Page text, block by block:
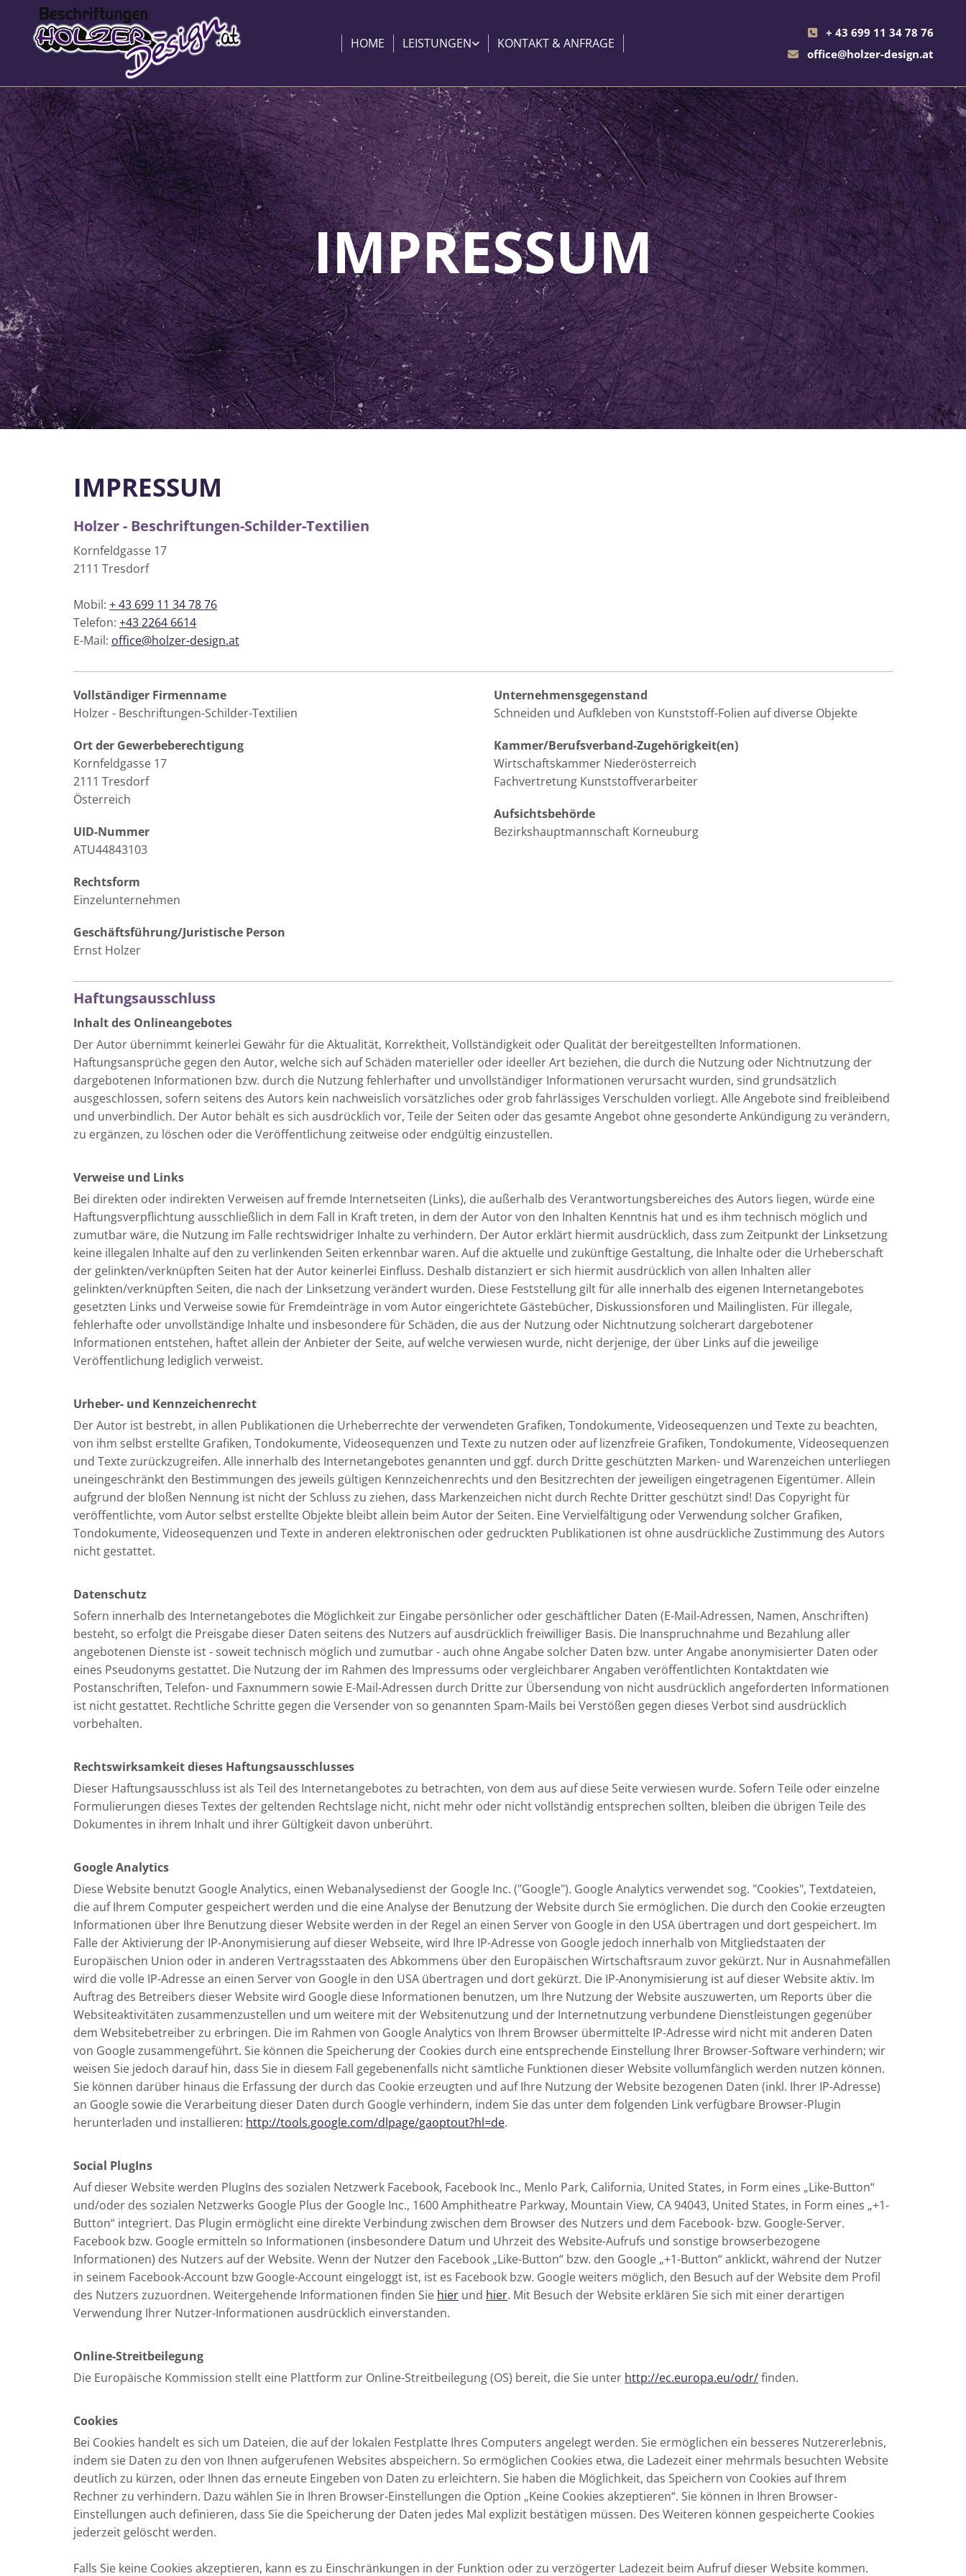
HOME LEISTUNGEN KONTAKT & ANFRAGE
 + 43 699 11 34 78 76
 office@holzer-design.at
IMPRESSUM
IMPRESSUM
Holzer - Beschriftungen-Schilder-Textilien
Kornfeldgasse 17
2111 Tresdorf
Mobil: + 43 699 11 34 78 76
Telefon: +43 2264 6614
E-Mail: office@holzer-design.at
Vollständiger Firmenname
Holzer - Beschriftungen-Schilder-Textilien
Ort der Gewerbeberechtigung
Kornfeldgasse 17
2111 Tresdorf
Österreich
UID-Nummer
ATU44843103
Rechtsform
Einzelunternehmen
Geschäftsführung/Juristische Person
Ernst Holzer
Unternehmensgegenstand
Schneiden und Aufkleben von Kunststoff-Folien auf diverse Objekte
Kammer/Berufsverband-Zugehörigkeit(en)
Wirtschaftskammer Niederösterreich
Fachvertretung Kunststoffverarbeiter
Aufsichtsbehörde
Bezirkshauptmannschaft Korneuburg
Haftungsausschluss
Inhalt des Onlineangebotes
Der Autor übernimmt keinerlei Gewähr für die Aktualität, Korrektheit, Vollständigkeit oder Qualität der bereitgestellten Informationen.
Haftungsansprüche gegen den Autor, welche sich auf Schäden materieller oder ideeller Art beziehen, die durch die Nutzung oder Nichtnutzung der
dargebotenen Informationen bzw. durch die Nutzung fehlerhafter und unvollständiger Informationen verursacht wurden, sind grundsätzlich
ausgeschlossen, sofern seitens des Autors kein nachweislich vorsätzliches oder grob fahrlässiges Verschulden vorliegt. Alle Angebote sind freibleibend
und unverbindlich. Der Autor behält es sich ausdrücklich vor, Teile der Seiten oder das gesamte Angebot ohne gesonderte Ankündigung zu verändern,
zu ergänzen, zu löschen oder die Veröffentlichung zeitweise oder endgültig einzustellen.
Verweise und Links
Bei direkten oder indirekten Verweisen auf fremde Internetseiten (Links), die außerhalb des Verantwortungsbereiches des Autors liegen, würde eine
Haftungsverpflichtung ausschließlich in dem Fall in Kraft treten, in dem der Autor von den Inhalten Kenntnis hat und es ihm technisch möglich und
zumutbar wäre, die Nutzung im Falle rechtswidriger Inhalte zu verhindern. Der Autor erklärt hiermit ausdrücklich, dass zum Zeitpunkt der Linksetzung
keine illegalen Inhalte auf den zu verlinkenden Seiten erkennbar waren. Auf die aktuelle und zukünftige Gestaltung, die Inhalte oder die Urheberschaft
der gelinkten/verknüpften Seiten hat der Autor keinerlei Einfluss. Deshalb distanziert er sich hiermit ausdrücklich von allen Inhalten aller
gelinkten/verknüpften Seiten, die nach der Linksetzung verändert wurden. Diese Feststellung gilt für alle innerhalb des eigenen Internetangebotes
gesetzten Links und Verweise sowie für Fremdeinträge in vom Autor eingerichtete Gästebücher, Diskussionsforen und Mailinglisten. Für illegale,
fehlerhafte oder unvollständige Inhalte und insbesondere für Schäden, die aus der Nutzung oder Nichtnutzung solcherart dargebotener
Informationen entstehen, haftet allein der Anbieter der Seite, auf welche verwiesen wurde, nicht derjenige, der über Links auf die jeweilige
Veröffentlichung lediglich verweist.
Urheber- und Kennzeichenrecht
Der Autor ist bestrebt, in allen Publikationen die Urheberrechte der verwendeten Grafiken, Tondokumente, Videosequenzen und Texte zu beachten,
von ihm selbst erstellte Grafiken, Tondokumente, Videosequenzen und Texte zu nutzen oder auf lizenzfreie Grafiken, Tondokumente, Videosequenzen
und Texte zurückzugreifen. Alle innerhalb des Internetangebotes genannten und ggf. durch Dritte geschützten Marken- und Warenzeichen unterliegen
uneingeschränkt den Bestimmungen des jeweils gültigen Kennzeichenrechts und den Besitzrechten der jeweiligen eingetragenen Eigentümer. Allein
aufgrund der bloßen Nennung ist nicht der Schluss zu ziehen, dass Markenzeichen nicht durch Rechte Dritter geschützt sind! Das Copyright für
veröffentlichte, vom Autor selbst erstellte Objekte bleibt allein beim Autor der Seiten. Eine Vervielfältigung oder Verwendung solcher Grafiken,
Tondokumente, Videosequenzen und Texte in anderen elektronischen oder gedruckten Publikationen ist ohne ausdrückliche Zustimmung des Autors
nicht gestattet.
Datenschutz
Sofern innerhalb des Internetangebotes die Möglichkeit zur Eingabe persönlicher oder geschäftlicher Daten (E-Mail-Adressen, Namen, Anschriften)
besteht, so erfolgt die Preisgabe dieser Daten seitens des Nutzers auf ausdrücklich freiwilliger Basis. Die Inanspruchnahme und Bezahlung aller
angebotenen Dienste ist - soweit technisch möglich und zumutbar - auch ohne Angabe solcher Daten bzw. unter Angabe anonymisierter Daten oder
eines Pseudonyms gestattet. Die Nutzung der im Rahmen des Impressums oder vergleichbarer Angaben veröffentlichten Kontaktdaten wie
Postanschriften, Telefon- und Faxnummern sowie E-Mail-Adressen durch Dritte zur Übersendung von nicht ausdrücklich angeforderten Informationen
ist nicht gestattet. Rechtliche Schritte gegen die Versender von so genannten Spam-Mails bei Verstößen gegen dieses Verbot sind ausdrücklich
vorbehalten.
Rechtswirksamkeit dieses Haftungsausschlusses
Dieser Haftungsausschluss ist als Teil des Internetangebotes zu betrachten, von dem aus auf diese Seite verwiesen wurde. Sofern Teile oder einzelne
Formulierungen dieses Textes der geltenden Rechtslage nicht, nicht mehr oder nicht vollständig entsprechen sollten, bleiben die übrigen Teile des
Dokumentes in ihrem Inhalt und ihrer Gültigkeit davon unberührt.
Google Analytics
Diese Website benutzt Google Analytics, einen Webanalysedienst der Google Inc. ("Google"). Google Analytics verwendet sog. "Cookies", Textdateien,
die auf Ihrem Computer gespeichert werden und die eine Analyse der Benutzung der Website durch Sie ermöglichen. Die durch den Cookie erzeugten
Informationen über Ihre Benutzung dieser Website werden in der Regel an einen Server von Google in den USA übertragen und dort gespeichert. Im
Falle der Aktivierung der IP-Anonymisierung auf dieser Webseite, wird Ihre IP-Adresse von Google jedoch innerhalb von Mitgliedstaaten der
Europäischen Union oder in anderen Vertragsstaaten des Abkommens über den Europäischen Wirtschaftsraum zuvor gekürzt. Nur in Ausnahmefällen
wird die volle IP-Adresse an einen Server von Google in den USA übertragen und dort gekürzt. Die IP-Anonymisierung ist auf dieser Website aktiv. Im
Auftrag des Betreibers dieser Website wird Google diese Informationen benutzen, um Ihre Nutzung der Website auszuwerten, um Reports über die
Websiteaktivitäten zusammenzustellen und um weitere mit der Websitenutzung und der Internetnutzung verbundene Dienstleistungen gegenüber
dem Websitebetreiber zu erbringen. Die im Rahmen von Google Analytics von Ihrem Browser übermittelte IP-Adresse wird nicht mit anderen Daten
von Google zusammengeführt. Sie können die Speicherung der Cookies durch eine entsprechende Einstellung Ihrer Browser-Software verhindern; wir
weisen Sie jedoch darauf hin, dass Sie in diesem Fall gegebenenfalls nicht sämtliche Funktionen dieser Website vollumfänglich werden nutzen können.
Sie können darüber hinaus die Erfassung der durch das Cookie erzeugten und auf Ihre Nutzung der Website bezogenen Daten (inkl. Ihrer IP-Adresse)
an Google sowie die Verarbeitung dieser Daten durch Google verhindern, indem Sie das unter dem folgenden Link verfügbare Browser-Plugin
herunterladen und installieren: http://tools.google.com/dlpage/gaoptout?hl=de.
Social PlugIns
Auf dieser Website werden PlugIns des sozialen Netzwerk Facebook, Facebook Inc., Menlo Park, California, United States, in Form eines „Like-Button“
und/oder des sozialen Netzwerks Google Plus der Google Inc., 1600 Amphitheatre Parkway, Mountain View, CA 94043, United States, in Form eines „+1-
Button“ integriert. Das Plugin ermöglicht eine direkte Verbindung zwischen dem Browser des Nutzers und dem Facebook- bzw. Google-Server.
Facebook bzw. Google ermitteln so Informationen (insbesondere Datum und Uhrzeit des Website-Aufrufs und sonstige browserbezogene
Informationen) des Nutzers auf der Website. Wenn der Nutzer den Facebook „Like-Button“ bzw. den Google „+1-Button“ anklickt, während der Nutzer
in seinem Facebook-Account bzw Google-Account eingeloggt ist, ist es Facebook bzw. Google weiters möglich, den Besuch auf der Website dem Profil
des Nutzers zuzuordnen. Weitergehende Informationen finden Sie hier und hier. Mit Besuch der Website erklären Sie sich mit einer derartigen
Verwendung Ihrer Nutzer-Informationen ausdrücklich einverstanden.
Online-Streitbeilegung
Die Europäische Kommission stellt eine Plattform zur Online-Streitbeilegung (OS) bereit, die Sie unter http://ec.europa.eu/odr/finden.
Cookies
Bei Cookies handelt es sich um Dateien, die auf der lokalen Festplatte Ihres Computers angelegt werden. Sie ermöglichen ein besseres Nutzererlebnis,
indem sie Daten zu den von Ihnen aufgerufenen Websites abspeichern. So ermöglichen Cookies etwa, die Ladezeit einer mehrmals besuchten Website
deutlich zu kürzen, oder Ihnen das erneute Eingeben von Daten zu erleichtern. Sie haben die Möglichkeit, das Speichern von Cookies auf Ihrem
Rechner zu verhindern. Dazu wählen Sie in Ihren Browser-Einstellungen die Option „Keine Cookies akzeptieren“. Sie können in Ihren Browser-
Einstellungen auch definieren, dass Sie die Speicherung der Daten jedes Mal explizit bestätigen müssen. Des Weiteren können gespeicherte Cookies
jederzeit gelöscht werden.
Falls Sie keine Cookies akzeptieren, kann es zu Einschränkungen in der Funktion oder zu verzögerter Ladezeit beim Aufruf dieser Website kommen.